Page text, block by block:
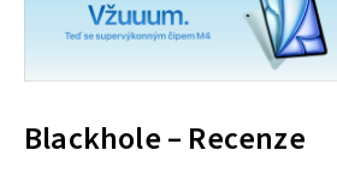
Blackhole – Recenze